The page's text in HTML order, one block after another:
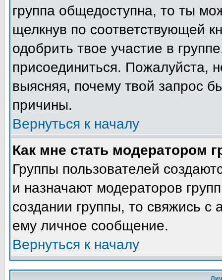
группа общедоступна, то ты
щелкнув по соответствующей
одобрить твое участие в
присоединиться. Пожалуйста,
выясняя, почему твой запрос
причины.
Вернуться к началу
Как мне стать модератором
Группы пользователей
и назначают модераторов
создании группы, то свяжись с
ему личное сообщение.
Вернуться к началу